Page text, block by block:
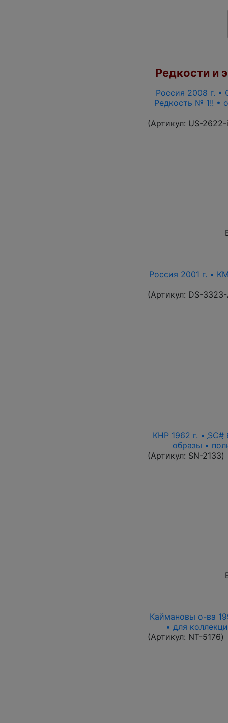
Редкости и
Россия 2008 г. •
Редкость № 1!! •
(Артикул: US-
Россия 2001 г. •
(Артикул: DS-
КНР 1962 г. • SC#
образы •
(Артикул: SN-2133)
Каймановы о-ва
• для
(Артикул: NT-5176)